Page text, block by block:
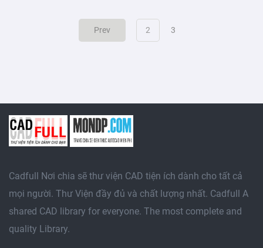
Prev 2(current)
3
Cadfull Nơi chia sẽ thư viện CAD tiện ích dành cho tất cả
mọi người. Thư Viện đầy đủ và chất lượng nhất. Cadfull A
shared CAD library for everyone. The most complete and
quality Library.